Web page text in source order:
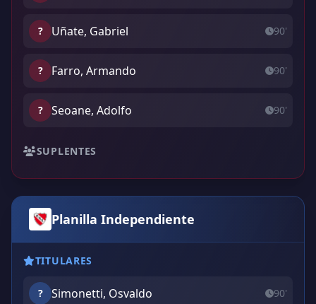
? Uñate, Gabriel 90'
? Farro, Armando 90'
? Seoane, Adolfo 90'
SUPLENTES
Planilla Independiente
TITULARES
? Simonetti, Osvaldo 90'